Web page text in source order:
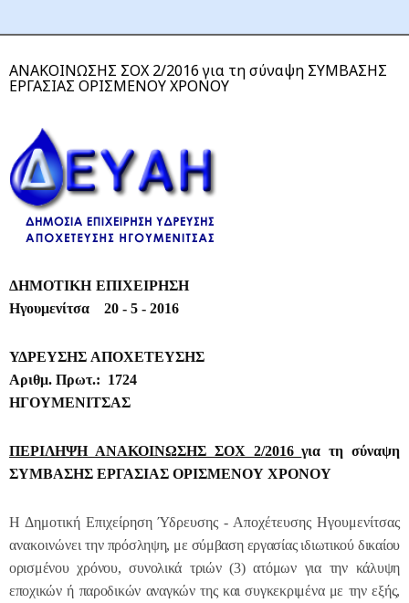
ΑΝΑΚΟΙΝΩΣΗΣ ΣΟΧ 2/2016 για τη σύναψη ΣΥΜΒΑΣΗΣ
ΕΡΓΑΣΙΑΣ ΟΡΙΣΜΕΝΟΥ ΧΡΟΝΟΥ
ΔΗΜΟΤΙΚΗ ΕΠΙΧΕΙΡΗΣΗ
Ηγουμενίτσα 20 - 5 - 2016
ΥΔΡΕΥΣΗΣ ΑΠΟΧΕΤΕΥΣΗΣ
Αριθμ. Πρωτ.: 1724
ΗΓΟΥΜΕΝΙΤΣΑΣ
ΠΕΡΙΛΗΨΗ ΑΝΑΚΟΙΝΩΣΗΣ ΣΟΧ 2/2016για τη σύναψη
ΣΥΜΒΑΣΗΣ ΕΡΓΑΣΙΑΣ ΟΡΙΣΜΕΝΟΥ ΧΡΟΝΟΥ
Η Δημοτική Επιχείρηση Ύδρευσης - Αποχέτευσης Ηγουμενίτσας
ανακοινώνει την πρόσληψη, με σύμβαση εργασίας ιδιωτικού δικαίου
ορισμένου χρόνου, συνολικά τριών (3) ατόμων για την κάλυψη
εποχικών ή παροδικών αναγκών της και συγκεκριμένα με την εξής,